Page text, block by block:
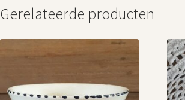
Gerelateerde producten